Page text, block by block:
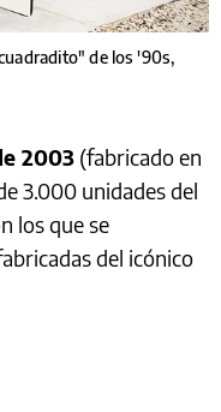
de los '90s,
2003 (fabricado en
3.000 unidades del
los que se
del icónico